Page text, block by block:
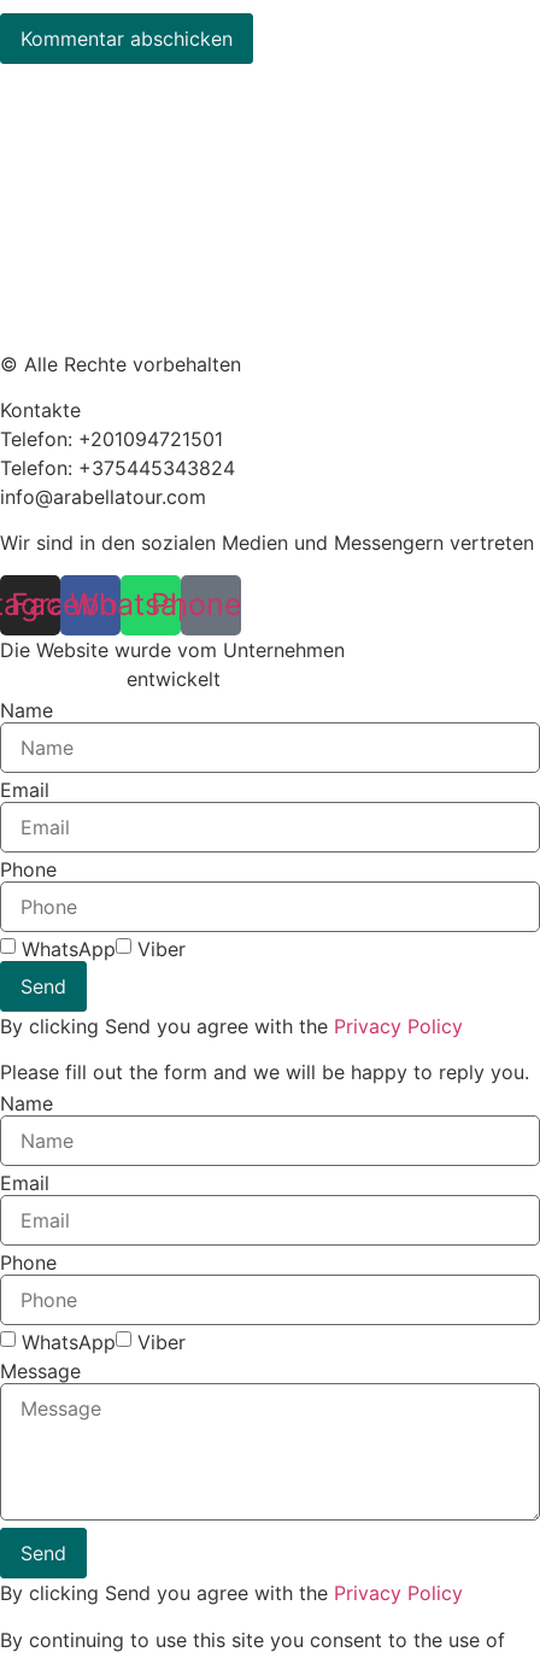
© Alle Rechte vorbehalten
Kontakte
Telefon: +201094721501
Telefon: +375445343824
info@arabellatour.com
Wir sind in den sozialen Medien und Messengern vertreten
Facebook
Whatsapp
Phone
Die Website wurde vom Unternehmen
entwickelt
Name
Email
Phone
WhatsApp
Viber
Send
By clicking Send you agree with the Privacy Policy
Please fill out the form and we will be happy to reply you.
Name
Email
Phone
WhatsApp
Viber
Message
Send
By clicking Send you agree with the Privacy Policy
By continuing to use this site you consent to the use of